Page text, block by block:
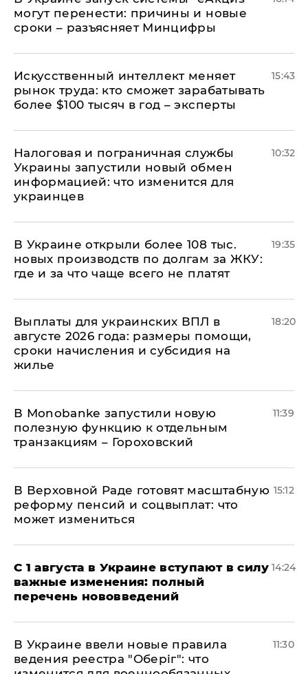
могут перенести: причины и новые
сроки – разъясняет Минцифры
Искусственный интеллект меняет
рынок труда: кто сможет зарабатывать
более $100 тысяч в год – эксперты
15:43
Налоговая и пограничная службы
Украины запустили новый обмен
информацией: что изменится для
украинцев
10:32
В Украине открыли более 108 тыс.
новых производств по долгам за ЖКУ:
где и за что чаще всего не платят
19:35
Выплаты для украинских ВПЛ в
августе 2026 года: размеры помощи,
сроки начисления и субсидия на
жилье
18:20
В Мonobankе запустили новую
полезную функцию к отдельным
транзакциям – Гороховский
11:39
В Верховной Раде готовят масштабную
реформу пенсий и соцвыплат: что
может измениться
15:12
С 1 августа в Украине вступают в силу
важные изменения: полный
перечень нововведений
14:24
В Украине ввели новые правила
ведения реестра "Оберіг": что
11:30